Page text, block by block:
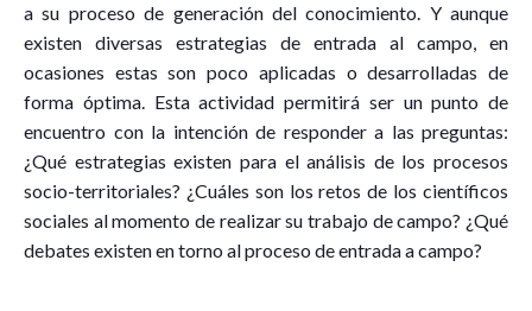
a su proceso de generación del conocimiento. Y aunque
existen diversas estrategias de entrada al campo, en
ocasiones estas son poco aplicadas o desarrolladas de
forma óptima. Esta actividad permitirá ser un punto de
encuentro con la intención de responder a las preguntas:
¿Qué estrategias existen para el análisis de los procesos
socio-territoriales? ¿Cuáles son los retos de los científicos
sociales al momento de realizar su trabajo de campo? ¿Qué
debates existen en torno al proceso de entrada a campo?